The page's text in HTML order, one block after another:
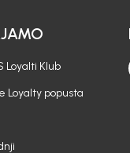
Loyalti Klub
Loyalty popusta